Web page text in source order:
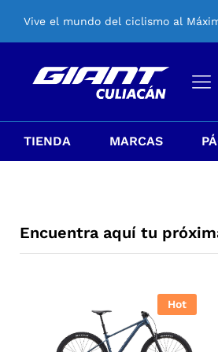
Vive el mundo del ciclismo al
TIENDA MARCAS
Encuentra aquí tu
Hot